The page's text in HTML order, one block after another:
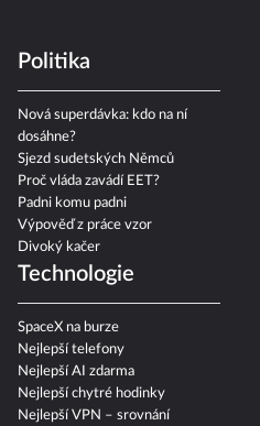
Politika
Nová superdávka: kdo na ní
dosáhne?
Sjezd sudetských Němců
Proč vláda zavádí EET?
Padni komu padni
Výpověď z práce vzor
Divoký kačer
Technologie
SpaceX na burze
Nejlepší telefony
Nejlepší AI zdarma
Nejlepší chytré hodinky
Nejlepší VPN – srovnání